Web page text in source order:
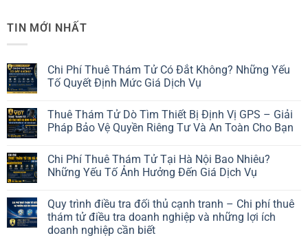
TIN MỚI NHẤT
Chi Phí Thuê Thám Tử Có Đắt Không? Những Yếu
Tố Quyết Định Mức Giá Dịch Vụ
Thuê Thám Tử Dò Tìm Thiết Bị Định Vị GPS – Giải
Pháp Bảo Vệ Quyền Riêng Tư Và An Toàn Cho Bạn
Chi Phí Thuê Thám Tử Tại Hà Nội Bao Nhiêu?
Những Yếu Tố Ảnh Hưởng Đến Giá Dịch Vụ
Quy trình điều tra đối thủ cạnh tranh – Chi phí thuê
thám tử điều tra doanh nghiệp và những lợi ích
doanh nghiệp cần biết